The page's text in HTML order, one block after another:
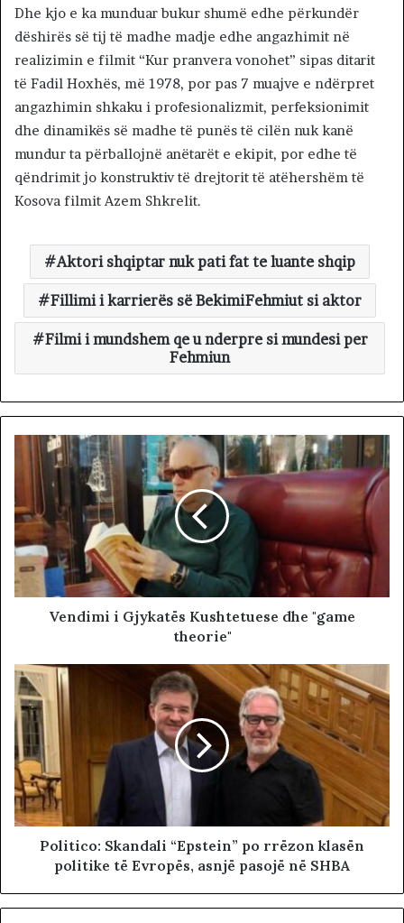
Dhe kjo e ka munduar bukur shumë edhe përkundër
dëshirës së tij të madhe madje edhe angazhimit në
realizimin e filmit “Kur pranvera vonohet” sipas ditarit
të Fadil Hoxhës, më 1978, por pas 7 muajve e ndërpret
angazhimin shkaku i profesionalizmit, perfeksionimit
dhe dinamikës së madhe të punës të cilën nuk kanë
mundur ta përballojnë anëtarët e ekipit, por edhe të
qëndrimit jo konstruktiv të drejtorit të atëhershëm të
Kosova filmit Azem Shkrelit.
Aktori shqiptar nuk pati fat te luante shqip
Fillimi i karrierës së BekimiFehmiut si aktor
Filmi i mundshem qe u nderpre si mundesi per
Fehmiun
Vendimi i Gjykatës Kushtetuese dhe "game
theorie"
Politico: Skandali “Epstein” po rrëzon klasën
politike të Evropës, asnjë pasojë në SHBA